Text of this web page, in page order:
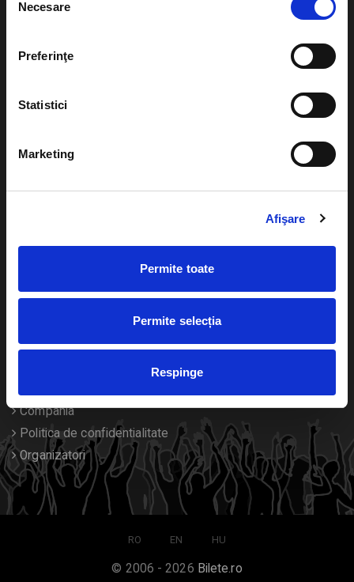
consimțământului
Necesare
Preferinţe
Statistici
Marketing
Afişare
Permite toate
Permite selecția
Respinge
Evenimente
Teatru
festivaluri
Diverse
Despre noi
Contact
Compania
Politica de confidentialitate
Organizatori
RO EN HU
© 2006 - 2026 Bilete.ro